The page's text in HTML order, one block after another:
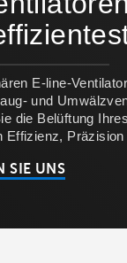
E-line-
und
die Belüftung
Effizienz,
SIE UNS